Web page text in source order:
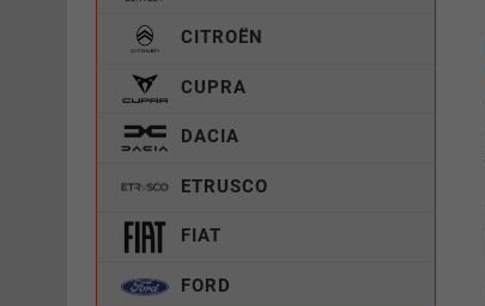
CITROËN
CUPRA
DACIA
ETRUSCO
FIAT
FORD